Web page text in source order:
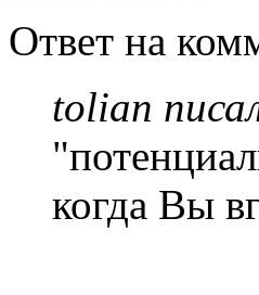
Ответ на
tolian
когда Вы